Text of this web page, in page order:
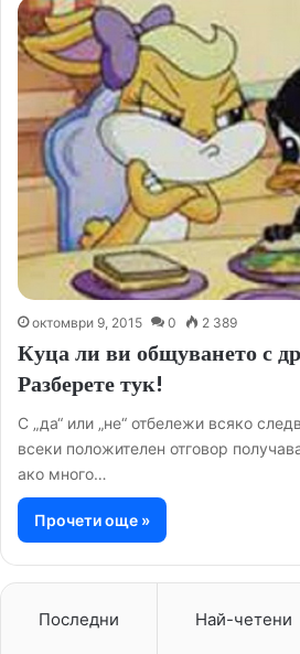
октомври 9, 2015 0 2 389
Куца ли ви общуването с
Разберете тук!
С „да“ или „не“ отбележи всяко
всеки положителен отговор
ако много…
Прочети още »
Последни Най-четени